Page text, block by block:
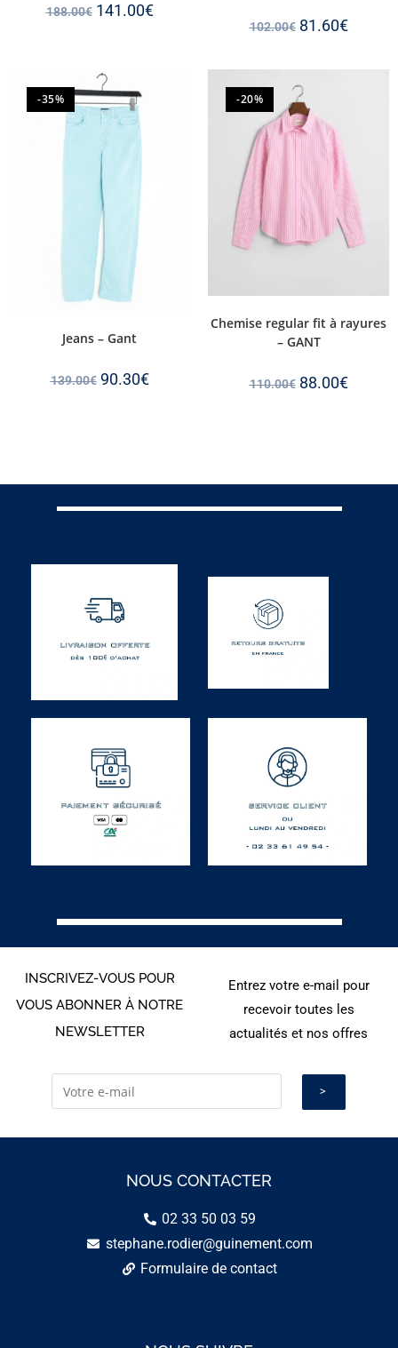
188.00€ 141.00€
102.00€ 81.60€
-35%
Jeans – Gant
139.00€ 90.30€
-20%
Chemise regular fit à rayures
– GANT
110.00€ 88.00€
INSCRIVEZ-VOUS POUR
VOUS ABONNER À NOTRE
NEWSLETTER
Entrez votre e-mail pour
recevoir toutes les
actualités et nos offres
NOUS CONTACTER
02 33 50 03 59
stephane.rodier@guinement.com
Formulaire de contact